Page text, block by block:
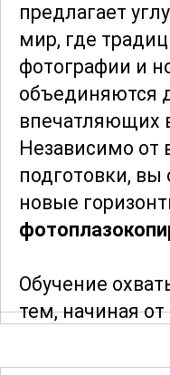
предлагает
мир, где
фотографии и
объединяются
впечатляющих
Независимо от
подготовки, вы
новые
Обучение
тем, начиная
сложными